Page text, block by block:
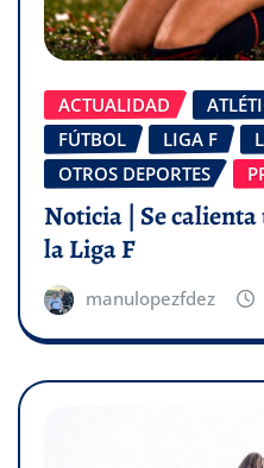
ACTUALIDAD
FÚTBOL
LIGA F
OTROS DEPORTES
Noticia | Se
la Liga F
manulopezfdez